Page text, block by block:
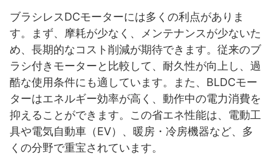
ブラシレスDCモーターには多くの利点がありま
す。まず、摩耗が少なく、メンテナンスが少ないた
め、長期的なコスト削減が期待できます。従来のブ
ラシ付きモーターと比較して、耐久性が向上し、過
酷な使用条件にも適しています。また、BLDCモー
ターはエネルギー効率が高く、動作中の電力消費を
抑えることができます。この省エネ性能は、電動工
具や電気自動車（EV）、暖房・冷房機器など、多
くの分野で重宝されています。